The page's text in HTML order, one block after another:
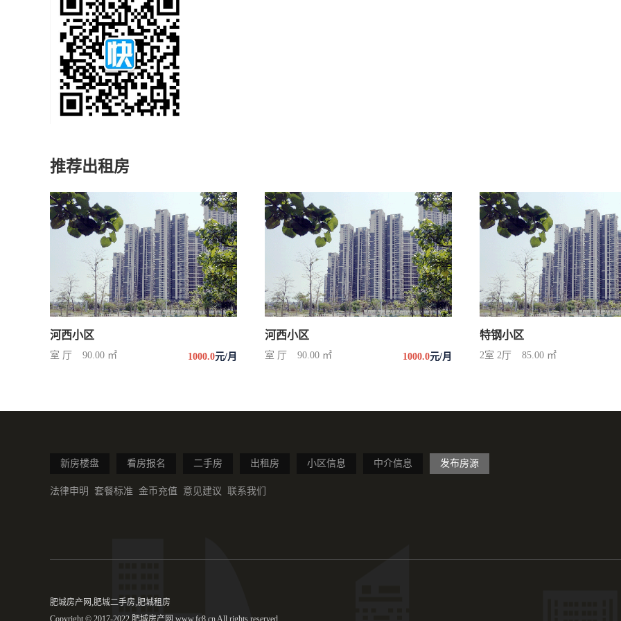
推荐出租房
河西小区
室 厅 90.00 ㎡ 1000.0元/月
河西小区
室 厅 90.00 ㎡ 1000.0元/月
特钢小区
2室 2厅 85.00 ㎡
新房楼盘 看房报名 二手房 出租房 小区信息 中介信息 发布房源
法律申明 套餐标准 金币充值 意见建议 联系我们
肥城房产网,肥城二手房,肥城租房